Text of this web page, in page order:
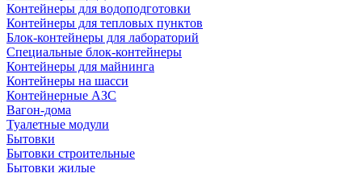
Контейнеры для водоподготовки
Контейнеры для тепловых пунктов
Блок-контейнеры для лабораторий
Специальные блок-контейнеры
Контейнеры для майнинга
Контейнеры на шасси
Контейнерные АЗС
Вагон-дома
Туалетные модули
Бытовки
Бытовки строительные
Бытовки жилые